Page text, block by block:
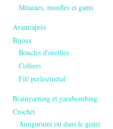
Mitaines, moufles et gants
Avant/après
Bijoux
Boucles d'oreilles
Colliers
Fil/ perles/métal
Brainyarning et yarnbombing
Crochet
Amigurumi ou dans le genre